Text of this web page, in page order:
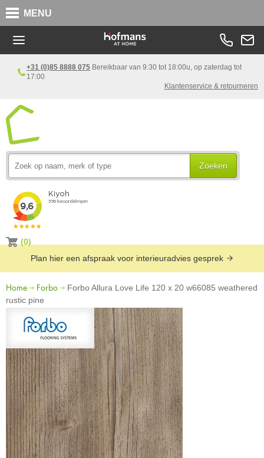
MENU
+31 (0)85 8888 075 Bereikbaar van 9:30 tot 18:00u, op zaterdag tot
17:00
Klantenservice & retourneren
Zoeken
(0)
Plan hier een afspraak voor interieuradvies gesprek
Home Forbo
Forbo Allura Love Life 120 x 20 w66085 weathered
rustic pine